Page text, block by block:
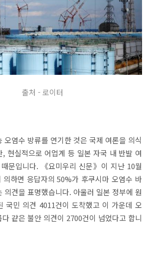
출처 - 로이터
오염수 방류를 연기한 것은 국제 여론을 의식
, 현실적으로 어업계 등 일본 자국 내 반발 여
문입니다. 《요미우리 신문》이 지난 10월
의하면 응답자의 50%가 후쿠시마 오염수 바
의견을 표명했습니다. 아울러 일본 정부에 원
국민 의견 4011건이 도착했고 이 가운데 오
같은 불안 의견이 2700건이 넘었다고 합니